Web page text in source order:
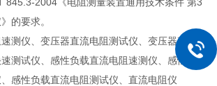
的要求。
测仪、变压器直流电阻测试仪、变压器直阻速
测试仪、感性负载直流电阻速测仪、感性负载
感性负载直流电阻测试仪、直流电阻仪